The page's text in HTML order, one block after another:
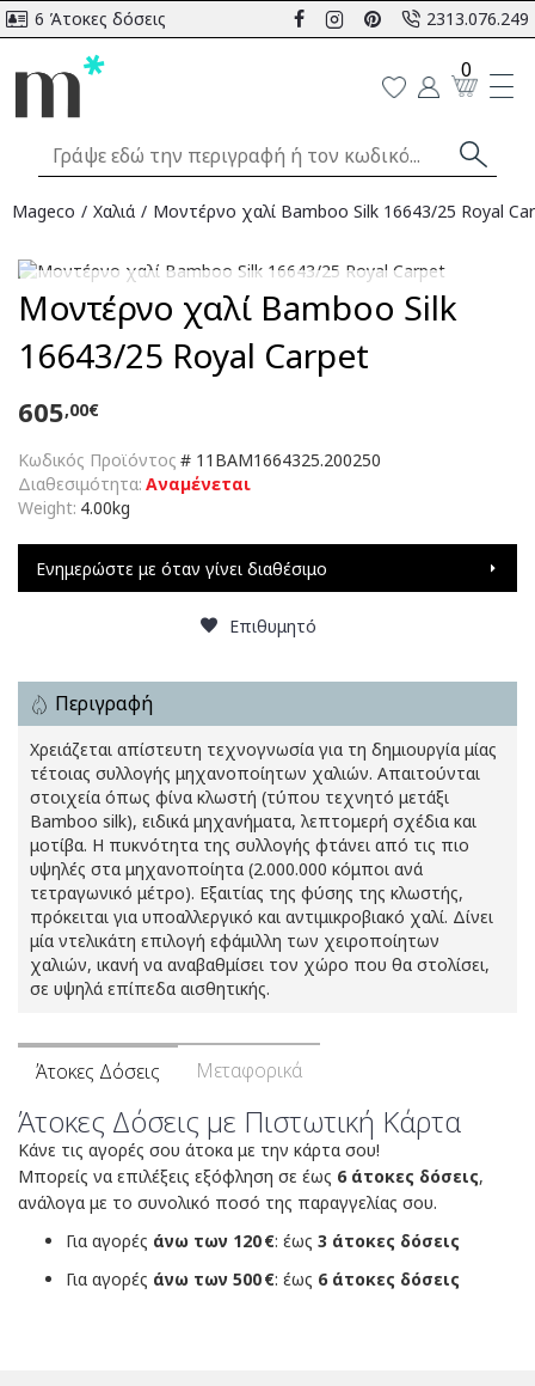
6 Άτοκες δόσεις 2313.076.249
0
Mageco Χαλιά Μοντέρνο χαλί Bamboo Silk 16643/25 Royal
Αναμένεται
Μοντέρνο χαλί Bamboo Silk
16643/25 Royal Carpet
Κωδικός Προϊόντος # 11BAM1664325.200250
Διαθεσιμότητα: Αναμένεται
Weight: 4.00kg
605,00€
Ενημερώστε με όταν γίνει διαθέσιμο
Επιθυμητό
Περιγραφή
Χρειάζεται απίστευτη τεχνογνωσία για τη δημιουργία μίας
τέτοιας συλλογής μηχανοποίητων χαλιών. Απαιτούνται
στοιχεία όπως φίνα κλωστή (τύπου τεχνητό μετάξι
Bamboo silk), ειδικά μηχανήματα, λεπτομερή σχέδια και
μοτίβα. Η πυκνότητα της συλλογής φτάνει από τις πιο
υψηλές στα μηχανοποίητα (2.000.000 κόμποι ανά
τετραγωνικό μέτρο). Εξαιτίας της φύσης της κλωστής,
πρόκειται για υποαλλεργικό και αντιμικροβιακό χαλί. Δίνει
μία ντελικάτη επιλογή εφάμιλλη των χειροποίητων
χαλιών, ικανή να αναβαθμίσει τον χώρο που θα στολίσει,
σε υψηλά επίπεδα αισθητικής.
Άτοκες Δόσεις Μεταφορικά
Άτοκες Δόσεις με Πιστωτική Κάρτα
Κάνε τις αγορές σου άτοκα με την κάρτα σου!
Μπορείς να επιλέξεις εξόφληση σε έως 6 άτοκες δόσεις,
ανάλογα με το συνολικό ποσό της παραγγελίας σου.
Για αγορές άνω των 120 €: έως 3 άτοκες δόσεις
Για αγορές άνω των 500 €: έως 6 άτοκες δόσεις